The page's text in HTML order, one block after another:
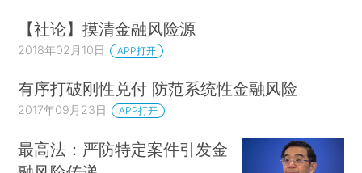
【社论】摸清金融风险源
2018年02月10日 APP打开
有序打破刚性兑付 防范系统性金融风险
2017年09月23日 APP打开
最高法：严防特定案件引发金